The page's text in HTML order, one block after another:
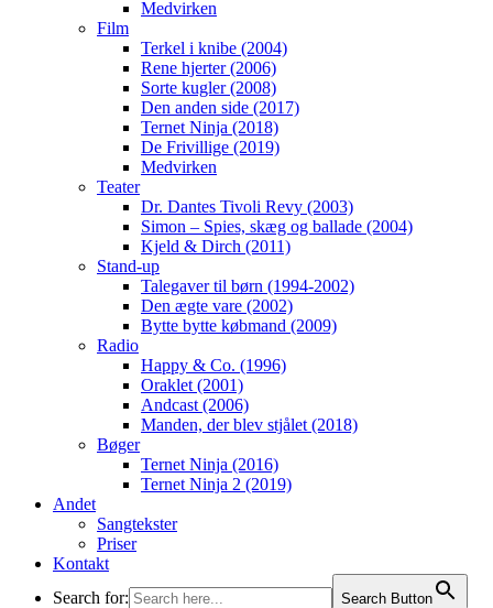
Medvirken
Film
Terkel i knibe (2004)
Rene hjerter (2006)
Sorte kugler (2008)
Den anden side (2017)
Ternet Ninja (2018)
De Frivillige (2019)
Medvirken
Teater
Dr. Dantes Tivoli Revy (2003)
Simon – Spies, skæg og ballade (2004)
Kjeld & Dirch (2011)
Stand-up
Talegaver til børn (1994-2002)
Den ægte vare (2002)
Bytte bytte købmand (2009)
Radio
Happy & Co. (1996)
Oraklet (2001)
Andcast (2006)
Manden, der blev stjålet (2018)
Bøger
Ternet Ninja (2016)
Ternet Ninja 2 (2019)
Andet
Sangtekster
Priser
Kontakt
Search for:
Search Button